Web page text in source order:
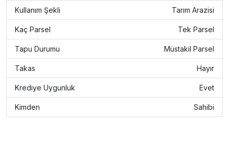
Kullanım Şekli Tarım Arazisi
Kaç Parsel Tek Parsel
Tapu Durumu Müstakil Parsel
Takas Hayır
Krediye Uygunluk Evet
Kimden Sahibi